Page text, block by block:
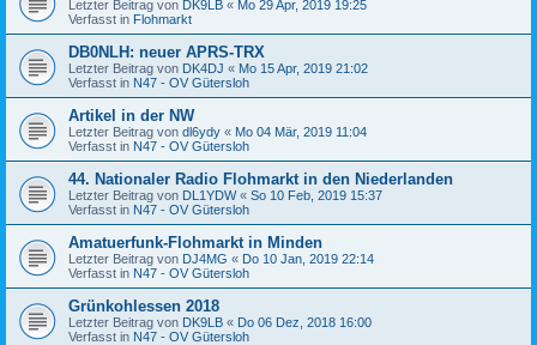
Letzter Beitrag von DK9LB « Mo 29 Apr, 2019 19:25
Verfasst in Flohmarkt
DB0NLH: neuer APRS-TRX
Letzter Beitrag von DK4DJ « Mo 15 Apr, 2019 21:02
Verfasst in N47 - OV Gütersloh
Artikel in der NW
Letzter Beitrag von dl6ydy « Mo 04 Mär, 2019 11:04
Verfasst in N47 - OV Gütersloh
44. Nationaler Radio Flohmarkt in den Niederlanden
Letzter Beitrag von DL1YDW« So 10 Feb, 2019 15:37
Verfasst in N47 - OV Gütersloh
Amatuerfunk-Flohmarkt in Minden
Letzter Beitrag von DJ4MG « Do 10 Jan, 2019 22:14
Verfasst in N47 - OV Gütersloh
Grünkohlessen 2018
Letzter Beitrag von DK9LB « Do 06 Dez, 2018 16:00
Verfasst in N47 - OV Gütersloh